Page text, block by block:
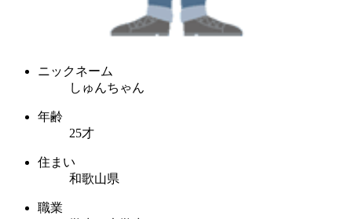
ニックネーム
しゅんちゃん
年齢
25才
住まい
和歌山県
職業